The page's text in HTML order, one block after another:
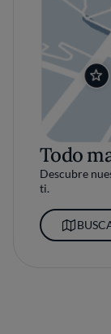
Todo
Descubre
ti.